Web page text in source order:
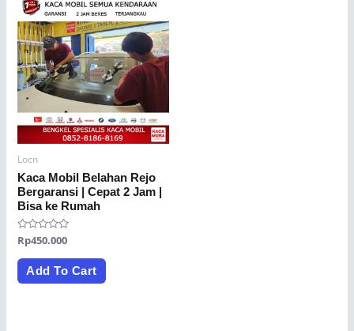
Locn
Kaca Mobil Belahan Rejo
Bergaransi | Cepat 2 Jam |
Bisa ke Rumah
Rated
0
out
Rp450.000
Add To Cart